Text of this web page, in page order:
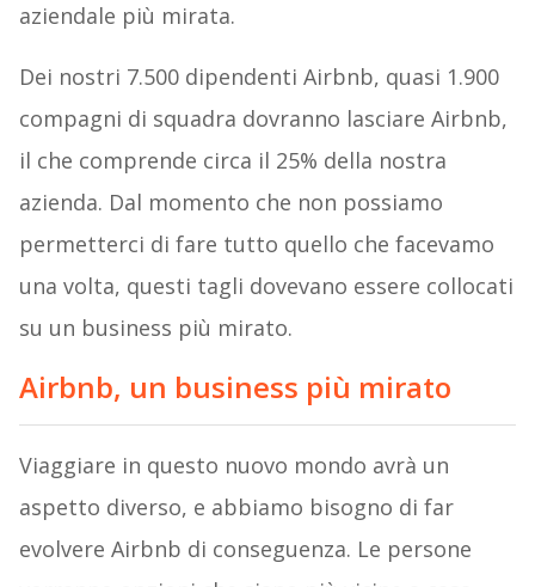
aziendale più mirata.
Dei nostri 7.500 dipendenti Airbnb, quasi 1.900
compagni di squadra dovranno lasciare Airbnb,
il che comprende circa il 25% della nostra
azienda. Dal momento che non possiamo
permetterci di fare tutto quello che facevamo
una volta, questi tagli dovevano essere collocati
su un business più mirato.
Airbnb, un business più mirato
Viaggiare in questo nuovo mondo avrà un
aspetto diverso, e abbiamo bisogno di far
evolvere Airbnb di conseguenza. Le persone